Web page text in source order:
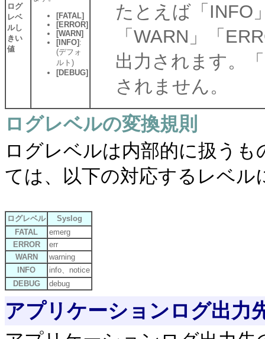
ログ
レベ
ルし
きい
値
[FATAL]
[ERROR]
[WARN]
[INFO] :
(デフォ
ルト)
[DEBUG]
たとえば「INFO
「WARN」「
出力されます。
されません。
ログレベルの変換規則
ログレベルは内部的に扱う
ては、以下の対応するレベル
ログレベル
Syslog
FATAL
emerg
ERROR
err
WARN
warning
INFO
info、notice
DEBUG
debug
アプリケーションログ出力